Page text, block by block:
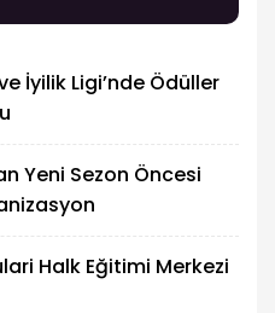
İyilik Ligi’nde Ödüller
Yeni Sezon Öncesi
Halk Eğitimi Merkezi